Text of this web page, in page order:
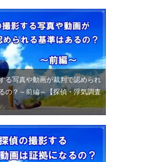
る写真や動画が裁判で認められ
の？～前編～【探偵・浮気調査